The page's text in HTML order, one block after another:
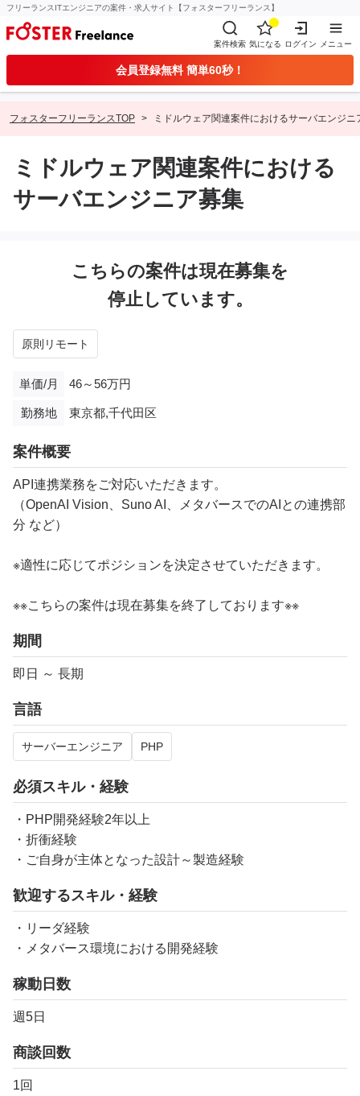
フリーランスITエンジニアの案件・求人サイト【フォスターフリーランス】
案件検索 気になる ログイン メニュー
会員登録無料 簡単60秒！
フォスターフリーランスTOP ミドルウェア関連案件におけるサーバエンジニ
ミドルウェア関連案件における
サーバエンジニア募集
こちらの案件は現在募集を
停止しています。
原則リモート
単価/月 46～56万円
勤務地 東京都,千代田区
案件概要
API連携業務をご対応いただきます。
（OpenAI Vision、Suno AI、メタバースでのAIとの連携部
分 など）
※適性に応じてポジションを決定させていただきます。
※※こちらの案件は現在募集を終了しております※※
期間
即日 ～ 長期
言語
サーバーエンジニア PHP
必須スキル・経験
・PHP開発経験2年以上
・折衝経験
・ご自身が主体となった設計～製造経験
歓迎するスキル・経験
・リーダ経験
・メタバース環境における開発経験
稼動日数
週5日
商談回数
1回